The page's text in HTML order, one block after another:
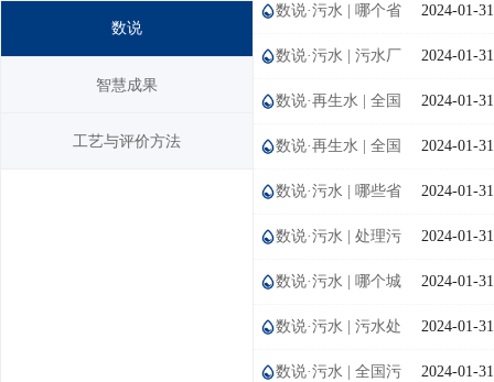
数说
智慧成果
工艺与评价方法
水处理能力有多大？ 2024-01-31
数说·污水 | 哪个省
份城镇污水处理厂最多？处理能
力最高？
2024-01-31
数说·污水 | 污水厂
进水污染物浓度呈现下降趋势
2024-01-31
数说·再生水 | 全国
再生水生产能力有多大？输配管
网有多长？
2024-01-31
数说·再生水 | 全国
再生水利用量有多少？主要用于
哪些途径？
2024-01-31
数说·污水 | 哪些省
份城镇污水厂污染物浓度最高？
哪些最低？
2024-01-31
数说·污水 | 处理污
水需要多少电？ 2024-01-31
数说·污水 | 哪个城
市的污水厂进水污染物浓度最
高？哪个最低？
2024-01-31
数说·污水 | 污水处
理厂都使用外加碳源吗？2024-01-31
数说·污水 | 全国污